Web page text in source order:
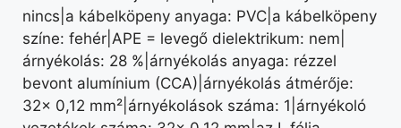
nincs|a kábelköpeny anyaga: PVC|a kábelköpeny
színe: fehér|APE = levegő dielektrikum: nem|
árnyékolás: 28 %|árnyékolás anyaga: rézzel
bevont alumínium (CCA)|árnyékolás átmérője:
32× 0,12 mm²|árnyékolások száma: 1|árnyékoló